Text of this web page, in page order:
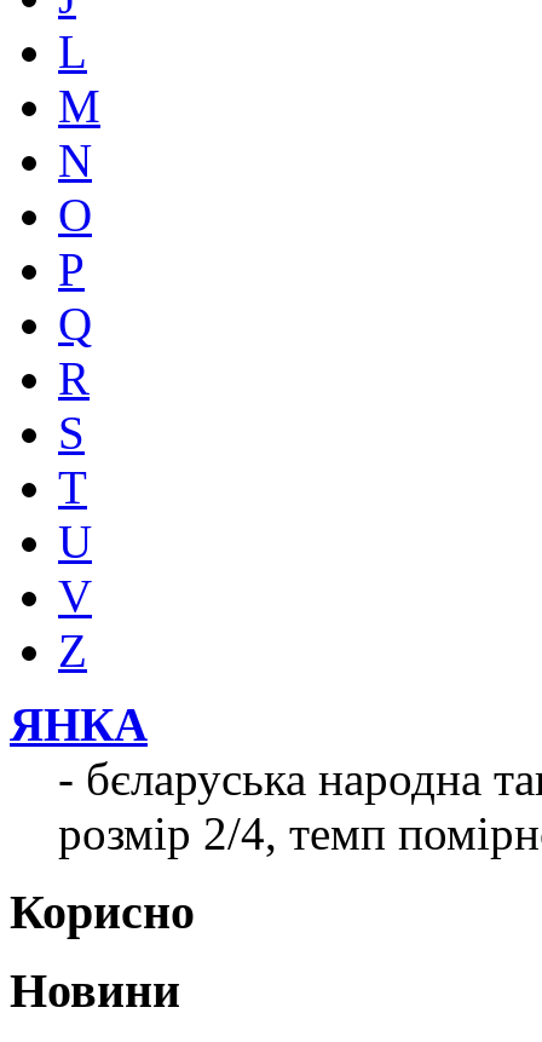
L
M
N
O
P
Q
R
S
T
U
V
Z
ЯНКА
- бєларуська народна
розмір 2/4, темп
Корисно
Новини